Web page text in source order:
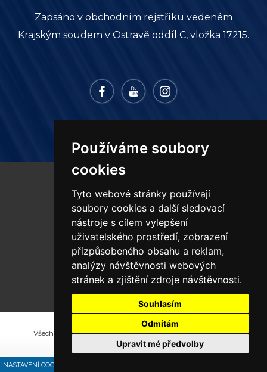
Používáme soubory
cookies
Tyto webové stránky používají
soubory cookies a další sledovací
nástroje s cílem vylepšení
uživatelského prostředí, zobrazení
přizpůsobeného obsahu a reklam,
analýzy návštěvnosti webových
stránek a zjištění zdroje návštěvnosti.
Souhlasím
Odmítám
Upravit mé předvolby
NASTAVENÍ COOKIES
Zapsáno v obchodním rejstříku vedeném
Krajským soudem v Ostravě oddíl C, vložka 17215.
PRODUKTY
MONTÁŽE
SLUŽBY
Všechna práva vyhrazena Portaflex s.r.o. - Polykarbonáty,
Tvorba a provoz webu:ISSA CZECH